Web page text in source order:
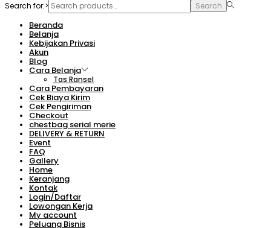
Search for:> Search
Beranda
Belanja
Kebijakan Privasi
Akun
Blog
Cara Belanja
Tas Ransel
Cara Pembayaran
Cek Biaya Kirim
Cek Pengiriman
Checkout
chestbag serial merie
DELIVERY & RETURN
Event
FAQ
Gallery
Home
Keranjang
Kontak
Login/Daftar
Lowongan Kerja
My account
Peluang Bisnis